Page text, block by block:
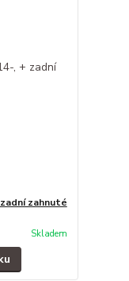
zahnuté
Skladem